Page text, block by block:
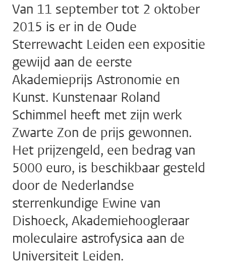
Van 11 september tot 2 oktober
2015 is er in de Oude
Sterrewacht Leiden een expositie
gewijd aan de eerste
Akademieprijs Astronomie en
Kunst. Kunstenaar Roland
Schimmel heeft met zijn werk
Zwarte Zon de prijs gewonnen.
Het prijzengeld, een bedrag van
5000 euro, is beschikbaar gesteld
door de Nederlandse
sterrenkundige Ewine van
Dishoeck, Akademiehoogleraar
moleculaire astrofysica aan de
Universiteit Leiden.